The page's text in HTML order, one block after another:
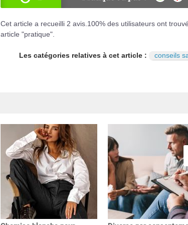
OUI NON
Cet article a recueilli 2 avis. 100% des utilisateurs ont
article "pratique".
Les catégories relatives à cet article : conseils